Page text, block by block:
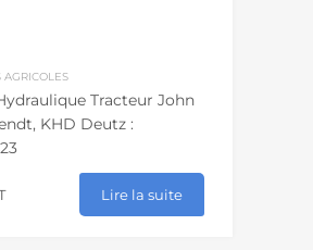
AGRICOLES
Tracteur John
KHD Deutz :
Lire la suite